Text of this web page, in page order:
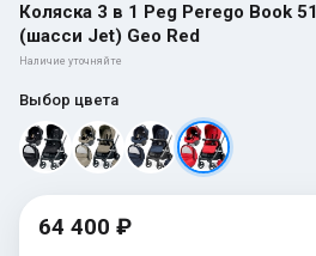
Коляска 3 в 1 Peg Perego Book
(шасси Jet) Geo Red
Наличие уточняйте
Выбор цвета
64 400 ₽